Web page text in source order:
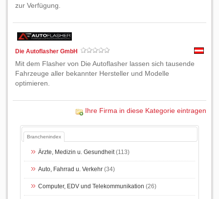
zur Verfügung.
Die Autoflasher GmbH
Mit dem Flasher von Die Autoflasher lassen sich tausende
Fahrzeuge aller bekannter Hersteller und Modelle
optimieren.
Ihre Firma in diese Kategorie eintragen
Branchenindex
Ärzte, Medizin u. Gesundheit(113)
Auto, Fahrrad u. Verkehr (34)
Computer, EDV und Telekommunikation (26)